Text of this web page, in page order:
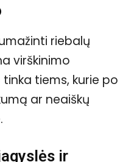
riebalų
virškinimo
tiems, kurie po
ar neaiškų
ir